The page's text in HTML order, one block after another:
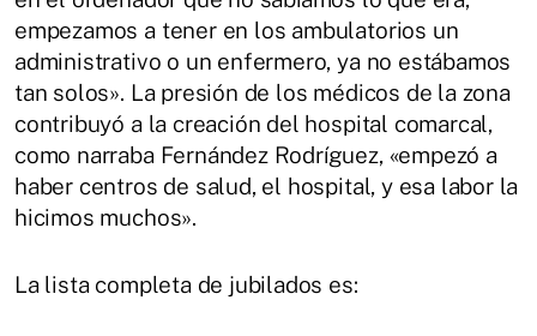
empezamos a tener en los ambulatorios un
administrativo o un enfermero, ya no estábamos
tan solos». La presión de los médicos de la zona
contribuyó a la creación del hospital comarcal,
como narraba Fernández Rodríguez, «empezó a
haber centros de salud, el hospital, y esa labor la
hicimos muchos».
La lista completa de jubilados es: